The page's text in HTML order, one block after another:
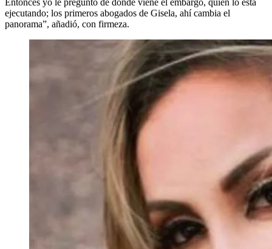
ejecutando; los primeros abogados de Gisela, ahí cambia el
panorama”, añadió, con firmeza.